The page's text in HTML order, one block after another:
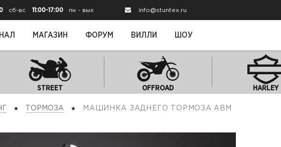
сб-вс 11:00-17:00 пн - вых info@stuntex.ru
МАГАЗИН ФОРУМ ВИЛЛИ ШОУ
STREET OFFROAD HARLEY
ТОРМОЗА МАШИНКА ЗАДНЕГО ТОРМОЗА ABM